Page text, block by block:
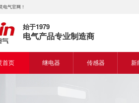
电气官网！
始于1979
电气产品专业制造商
首页 继电器 传感器 新